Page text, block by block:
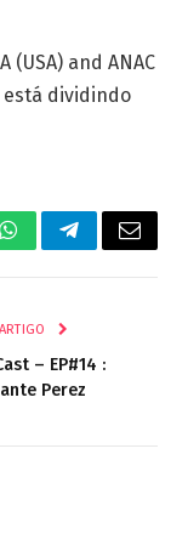
(USA) and ANAC
está dividindo
WhatsAppTelegrama
E-
– EP#14 :
Perez